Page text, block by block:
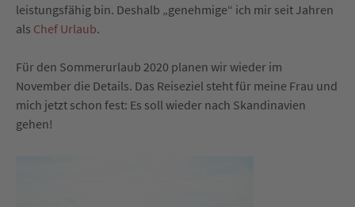
leistungsfähig bin. Deshalb „genehmige“ ich mir seit Jahren
als Chef Urlaub.
Für den Sommerurlaub 2020 planen wir wieder im
November die Details. Das Reiseziel steht für meine Frau und
mich jetzt schon fest: Es soll wieder nach Skandinavien
gehen!